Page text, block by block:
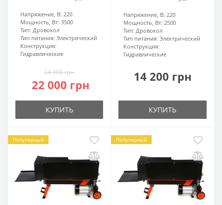
Напряжение, В: 220
Мощность, Вт: 3500
Тип: Дровокол
Тип питания: Электрический
Конструкция:
Гидравлические
24 900 грн
22 000 грн
КУПИТЬ
Напряжение, В: 220
Мощность, Вт: 2500
Тип: Дровокол
Тип питания: Электрический
Конструкция:
Гидравлические
14 200 грн
КУПИТЬ
Популярный Популярный